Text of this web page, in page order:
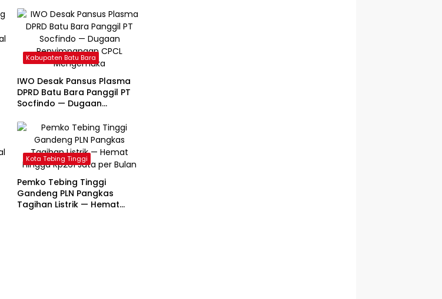
Kabupaten Batu Bara
IWO Desak Pansus Plasma
DPRD Batu Bara Panggil PT
Socfindo — Dugaan
Mengemuka
Kota Tebing Tinggi
Pemko Tebing Tinggi
Gandeng PLN Pangkas
Tagihan Listrik — Hemat